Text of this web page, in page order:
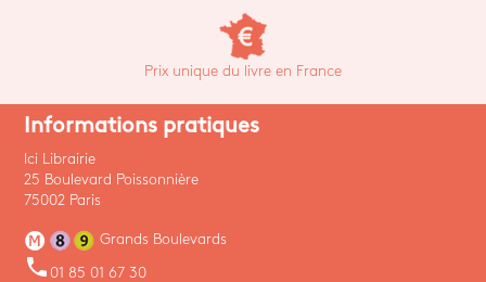
Prix unique du livre en France
Informations pratiques
Ici Librairie
25 Boulevard Poissonnière
75002 Paris
Grands Boulevards
phone 01 85 01 67 30